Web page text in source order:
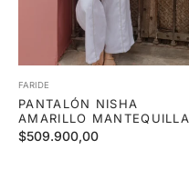
FARIDE
PANTALÓN NISHA
AMARILLO MANTEQUILLA
Precio
$509.900,00